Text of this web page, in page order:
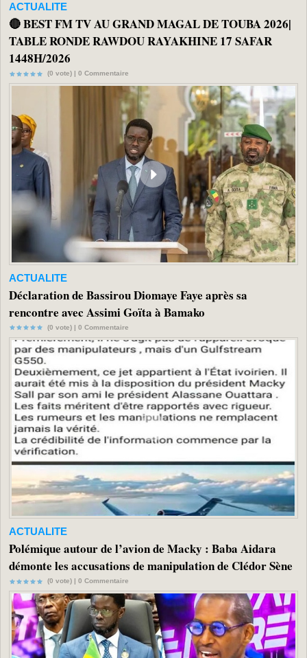
ACTUALITE
🔴 BEST FM TV AU GRAND MAGAL DE TOUBA 2026|
TABLE RONDE RAWDOU RAYAKHINE 17 SAFAR
1448H/2026
(0 vote) | 0 Commentaire
ACTUALITE
Déclaration de Bassirou Diomaye Faye après sa
rencontre avec Assimi Goïta à Bamako
(0 vote) | 0 Commentaire
ACTUALITE
Polémique autour de l’avion de Macky : Baba Aidara
démonte les accusations de manipulation de Clédor Sène
(0 vote) | 0 Commentaire